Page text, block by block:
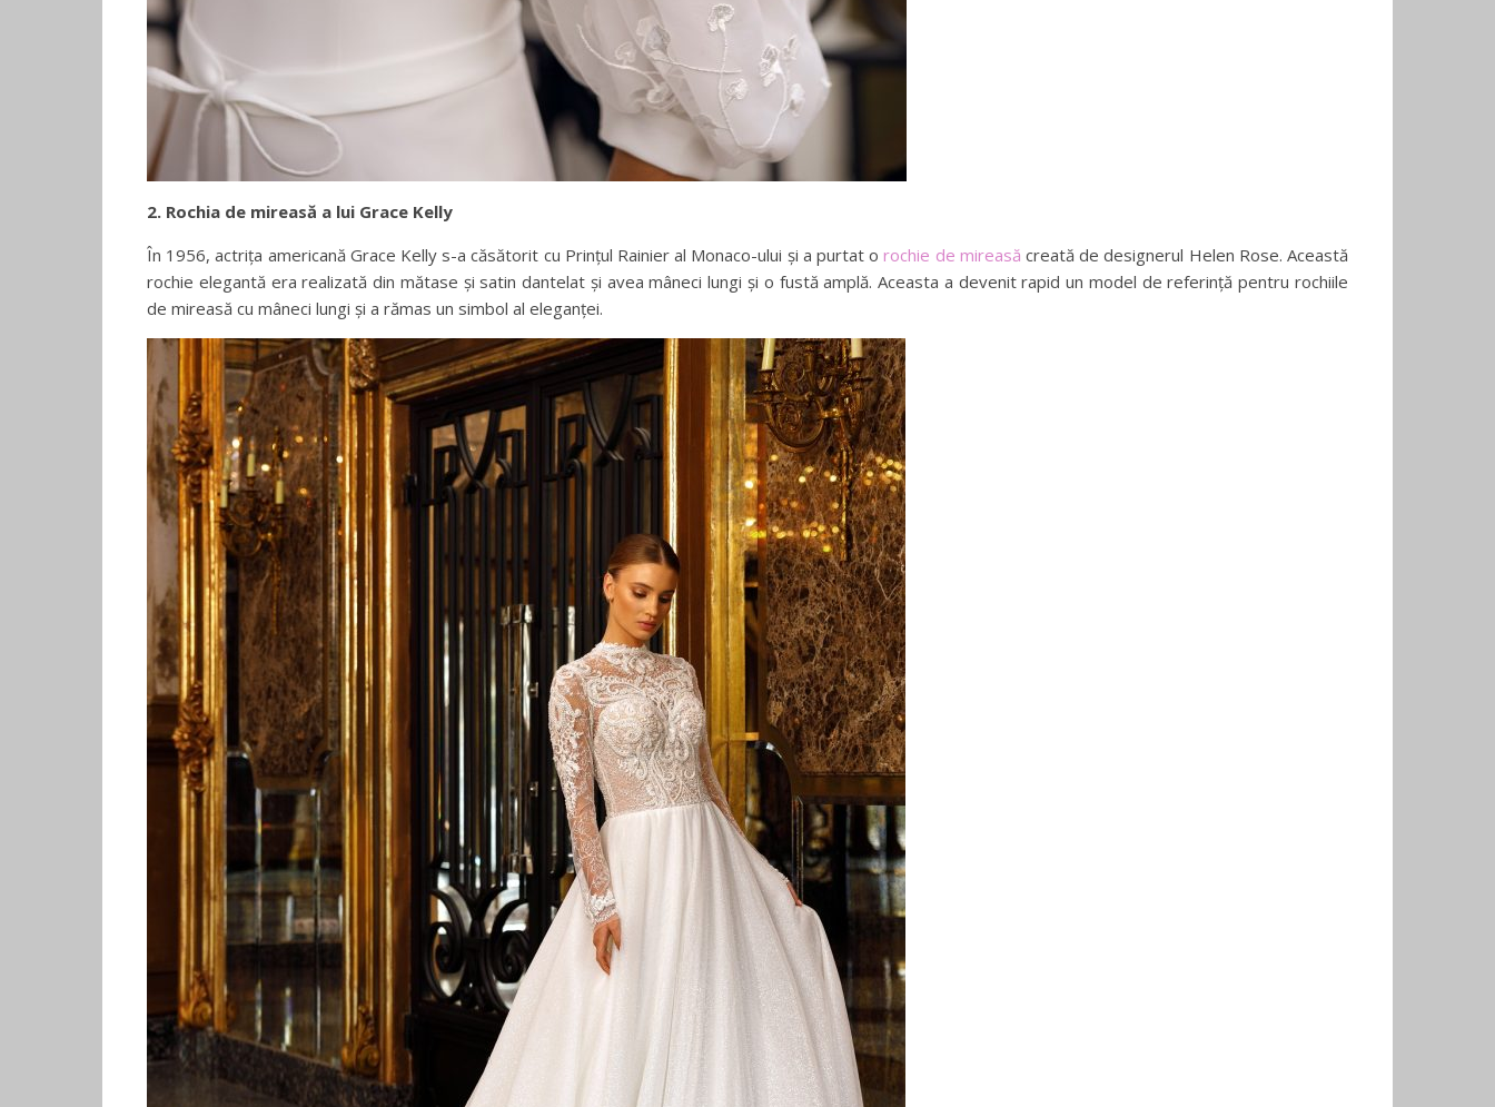
2. Rochia de mireasă a lui Grace Kelly
În 1956, actrița americană Grace Kelly s-a căsătorit cu Prințul Rainier al Monaco-ului și a purtat orochie de mireasăcreată de designerul Helen Rose. Această
rochie elegantă era realizată din mătase și satin dantelat și avea mâneci lungi și o fustă amplă. Aceasta a devenit rapid un model de referință pentru rochiile
de mireasă cu mâneci lungi și a rămas un simbol al eleganței.